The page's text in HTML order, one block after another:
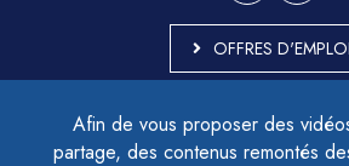
Afin de vous proposer des
partage, des contenus remontés
OFFRES D'EMPLOI
ACCESSIBILITÉ -
PLAN DU SITE